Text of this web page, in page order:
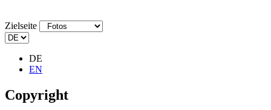
Zielseite
DE
EN
Copyright